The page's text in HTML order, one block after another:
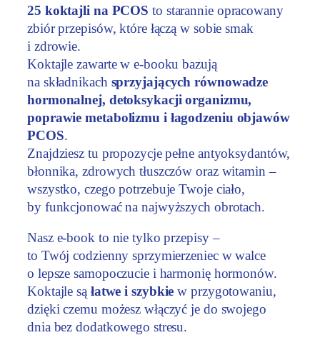
t
a
j
l
e
n
a
P
C
O
S
:
5
p
r
z
e
p
25 koktajli na PCOS to starannie opracowany
zbiór przepisów, które łączą w sobie smak
i zdrowie.
Koktajle zawarte w e-booku bazują
na składnikach sprzyjających równowadze
hormonalnej, detoksykacji organizmu,
poprawie metabolizmu i łagodzeniu objawów
PCOS.
Znajdziesz tu propozycje pełne antyoksydantów,
błonnika, zdrowych tłuszczów oraz witamin –
wszystko, czego potrzebuje Twoje ciało,
by funkcjonować na najwyższych obrotach.
Nasz e-book to nie tylko przepisy –
to Twój codzienny sprzymierzeniec w walce
o lepsze samopoczucie i harmonię hormonów.
Koktajle są łatwe i szybkie w przygotowaniu,
dzięki czemu możesz włączyć je do swojego
dnia bez dodatkowego stresu.